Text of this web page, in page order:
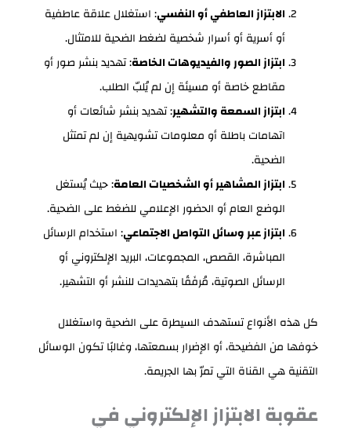
الابتزاز العاطفي أو النفسي: استغلال علاقة عاطفية
أو أسرية أو أسرار شخصية لضغط الضحية للامتثال.
ابتزاز الصور والفيديوهات الخاصة: تهديد بنشر صور أو
مقاطع خاصة أو مسيئة إن لم يُلبّ الطلب.
ابتزاز السمعة والتشهير: تهديد بنشر شائعات أو
اتهامات باطلة أو معلومات تشويهية إن لم تمتثل
الضحية.
ابتزاز المشاهير أو الشخصيات العامة: حيث يُستغل
الوضع العام أو الحضور الإعلامي للضغط على الضحية.
ابتزاز عبر وسائل التواصل الاجتماعي: استخدام الرسائل
المباشرة، القصص، المجموعات، البريد الإلكتروني أو
الرسائل الصوتية، مُرفَقًا بتهديدات للنشر أو التشهير.
كل هذه الأنواع تستهدف السيطرة على الضحية واستغلال
خوفها من الفضيحة، أو الإضرار بسمعتها، وغالبًا تكون الوسائل
التقنية هي القناة التي تمرّ بها الجريمة.
عقوبة الابتزاز الإلكتروني في